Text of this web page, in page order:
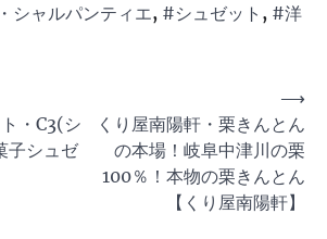
シャルパンティエ, #シュゼット , #洋
・C3(シ
子シュゼ
くり屋南陽軒・栗きんとん
の本場！岐阜中津川の栗
100％！本物の栗きんとん
【くり屋南陽軒】
⟶